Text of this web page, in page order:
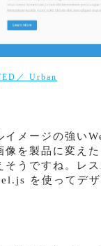
／ Urban
イメージの強い
像を製品に変え
そうですね。レ
を使ってデザ